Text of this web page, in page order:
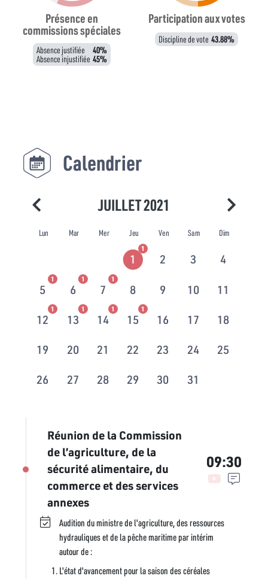
Présence en
commissions spéciales
Absence justifiée 40%
Absence injustifiée 45%
Participation aux votes
Discipline de vote 43.88%
Calendrier
JUILLET 2021
Lun Mar Mer Jeu Ven Sam Dim
1
1
2 3 4
5
1
6
1
7
1
8 9 10 11
12
1
13
1
14
1
15
1
16 17 18
19 20 21 22 23 24 25
26 27 28 29 30 31
Réunion de la Commission
de l’agriculture, de la
sécurité alimentaire, du
commerce et des services
annexes
09:30
Audition du ministre de l'agriculture, des ressources
hydrauliques et de la pêche maritime par intérim
autour de :
L'état d'avancement pour la saison des céréales